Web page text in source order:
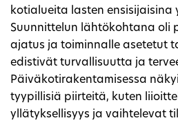
kotialueita lasten ensisijaisina
Suunnittelun lähtökohtana oli
ajatus ja toiminnalle asetetut
edistivät turvallisuutta ja
Päiväkotirakentamisessa
tyypillisiä piirteitä, kuten
yllätyksellisyys ja vaihtelevat